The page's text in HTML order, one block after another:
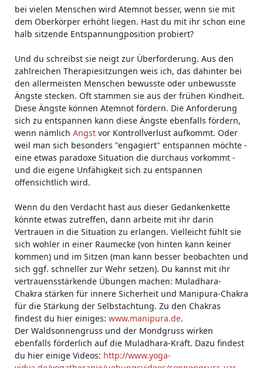
bei vielen Menschen wird Atemnot besser, wenn sie mit
dem Oberkörper erhöht liegen. Hast du mit ihr schon eine
halb sitzende Entspannungposition probiert?
Und du schreibst sie neigt zur Überforderung. Aus den
zahlreichen Therapiesitzungen weis ich, das dahinter bei
den allermeisten Menschen bewusste oder unbewusste
Ängste stecken. Oft stammen sie aus der frühen Kindheit.
Diese Ängste können Atemnot fördern. Die Anforderung
sich zu entspannen kann diese Ängste ebenfalls fördern,
wenn nämlich Angst vor Kontrollverlust aufkommt. Oder
weil man sich besonders "engagiert" entspannen möchte -
eine etwas paradoxe Situation die durchaus vorkommt -
und die eigene Unfähigkeit sich zu entspannen
offensichtlich wird.
Wenn du den Verdacht hast aus dieser Gedankenkette
könnte etwas zutreffen, dann arbeite mit ihr darin
Vertrauen in die Situation zu erlangen. Vielleicht fühlt sie
sich wohler in einer Raumecke (von hinten kann keiner
kommen) und im Sitzen (man kann besser beobachten und
sich ggf. schneller zur Wehr setzen). Du kannst mit ihr
vertrauensstärkende Übungen machen: Muladhara-
Chakra stärken für innere Sicherheit und Manipura-Chakra
für die Stärkung der Selbstachtung. Zu den Chakras
findest du hier einiges: www.manipura.de.
Der Waldsonnengruss und der Mondgruss wirken
ebenfalls förderlich auf die Muladhara-Kraft. Dazu findest
du hier einige Videos: http://www.yoga-